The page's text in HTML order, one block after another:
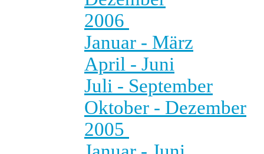
2006
Januar - März
April - Juni
Juli - September
Oktober - Dezember
2005